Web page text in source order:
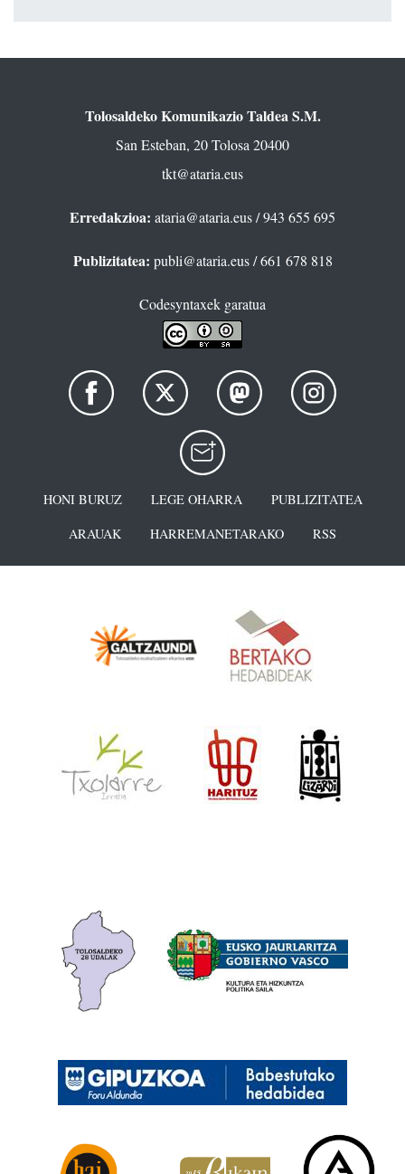
Tolosaldeko Komunikazio Taldea S.M.
San Esteban, 20 Tolosa 20400
tkt@ataria.eus
Erredakzioa: ataria@ataria.eus/ 943 655 695
Publizitatea: publi@ataria.eus/ 661 678 818
Codesyntaxek garatua
HONI BURUZ LEGE OHARRA
PUBLIZITATEA
ARAUAK
HARREMANETARAKO RSS